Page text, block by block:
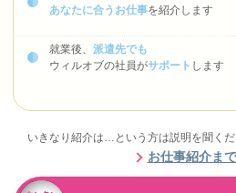
あなたに合うお仕事を紹介します
就業後、 派遣先でも
ウィルオブの社員がサポート します
いきなり紹介は…という方は説明を聞くだ
お仕事紹介ま